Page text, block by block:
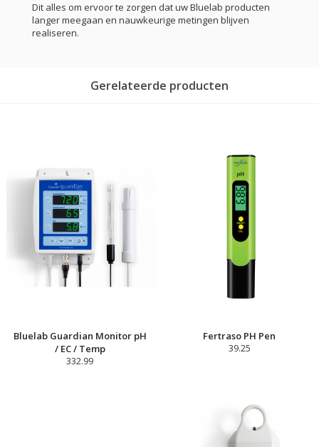
Dit alles om ervoor te zorgen dat uw Bluelab producten
langer meegaan en nauwkeurige metingen blijven
realiseren.
Gerelateerde producten
Bluelab Guardian Monitor pH
/ EC / Temp
332.99
Fertraso PH Pen
39.25